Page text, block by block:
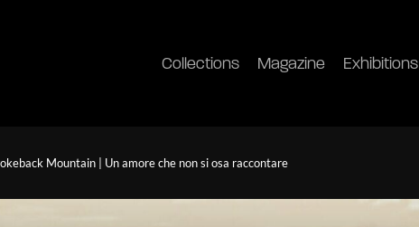
Collections Magazine Exhibitions
Mountain | Un amore che non si osa raccontare